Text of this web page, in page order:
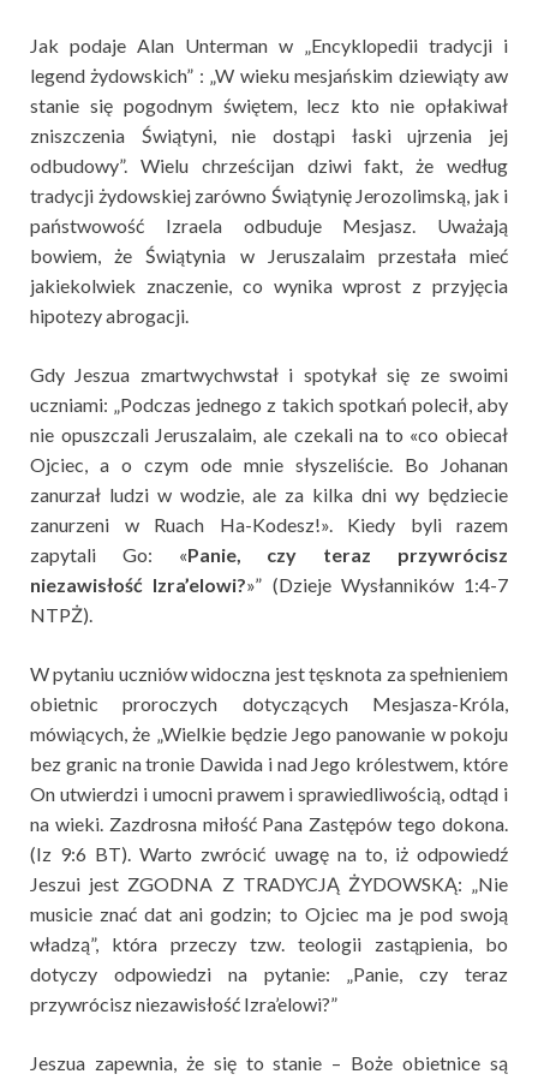
Jak podaje Alan Unterman w „Encyklopedii tradycji i
legend żydowskich” : „W wieku mesjańskim dziewiąty aw
stanie się pogodnym świętem, lecz kto nie opłakiwał
zniszczenia Świątyni, nie dostąpi łaski ujrzenia jej
odbudowy”. Wielu chrześcijan dziwi fakt, że według
tradycji żydowskiej zarówno Świątynię Jerozolimską, jak i
państwowość Izraela odbuduje Mesjasz. Uważają
bowiem, że Świątynia w Jeruszalaim przestała mieć
jakiekolwiek znaczenie, co wynika wprost z przyjęcia
hipotezy abrogacji.
Gdy Jeszua zmartwychwstał i spotykał się ze swoimi
uczniami: „Podczas jednego z takich spotkań polecił, aby
nie opuszczali Jeruszalaim, ale czekali na to «co obiecał
Ojciec, a o czym ode mnie słyszeliście. Bo Johanan
zanurzał ludzi w wodzie, ale za kilka dni wy będziecie
zanurzeni w Ruach Ha-Kodesz!». Kiedy byli razem
zapytali Go: «Panie, czy teraz przywrócisz
niezawisłość Izra’elowi?»” (Dzieje Wysłanników 1:4-7
NTPŻ).
W pytaniu uczniów widoczna jest tęsknota za spełnieniem
obietnic proroczych dotyczących Mesjasza-Króla,
mówiących, że „Wielkie będzie Jego panowanie w pokoju
bez granic na tronie Dawida i nad Jego królestwem, które
On utwierdzi i umocni prawem i sprawiedliwością, odtąd i
na wieki. Zazdrosna miłość Pana Zastępów tego dokona.
(Iz 9:6 BT). Warto zwrócić uwagę na to, iż odpowiedź
Jeszui jest ZGODNA Z TRADYCJĄ ŻYDOWSKĄ: „Nie
musicie znać dat ani godzin; to Ojciec ma je pod swoją
władzą”, która przeczy tzw. teologii zastąpienia, bo
dotyczy odpowiedzi na pytanie: „Panie, czy teraz
przywrócisz niezawisłość Izra’elowi?”
Jeszua zapewnia, że się to stanie – Boże obietnice są